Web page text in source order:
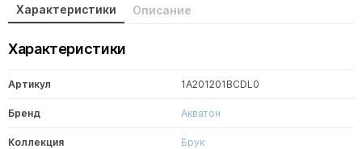
Характеристики Описание
Характеристики
Артикул 1A201201BCDL0
Бренд Акватон
Коллекция Брук